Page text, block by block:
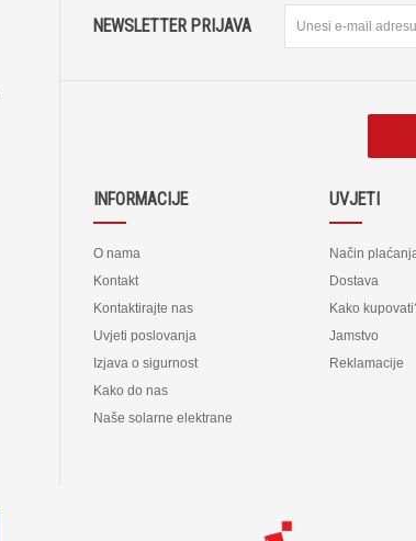
NEWSLETTER PRIJAVA
INFORMACIJE
O nama
Kontakt
Kontaktirajte nas
Uvjeti poslovanja
Izjava o sigurnost
Kako do nas
Naše solarne elektrane
UVJETI
Način
Dostava
Kako
Jamstvo
Reklamacije